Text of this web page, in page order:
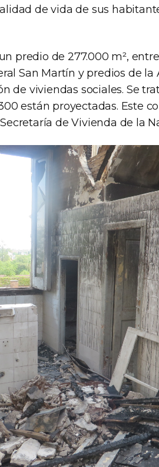
de vida de sus
predio de 277.000 m²,
San Martín y predios de
de viviendas sociales. Se
están proyectadas. Este
de Vivienda de la